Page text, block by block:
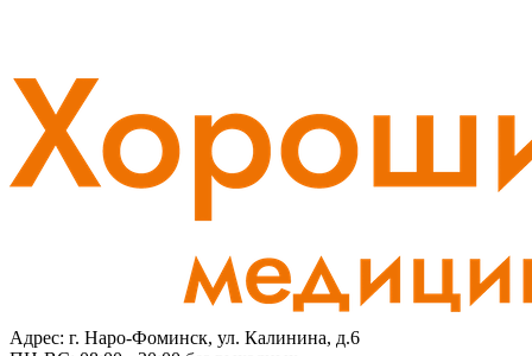
Адрес: г. Наро-Фоминск, ул. Калинина, д.6